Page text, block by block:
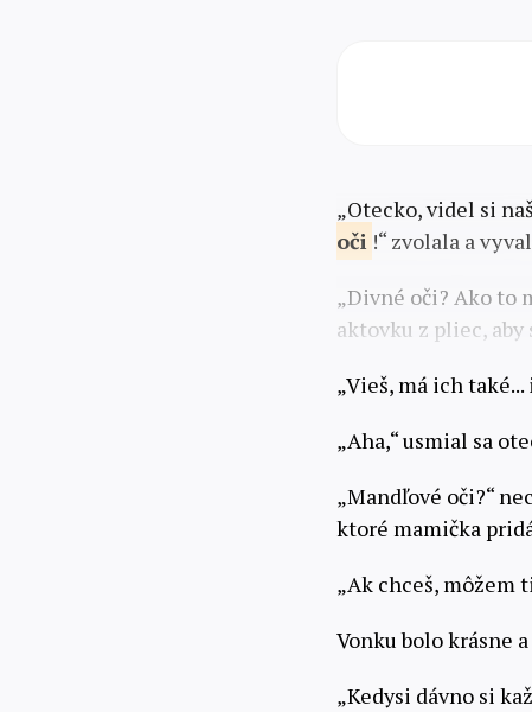
„Otecko, videl si
oči !“ zvolala a
„Divné oči? Ako to
aktovku z pliec, aby
„Vieš, má ich
„Aha,“ usmial sa
„Mandľové oči?“
ktoré mamička
„Ak chceš, môžem
Vonku bolo krásne
„Kedysi dávno si